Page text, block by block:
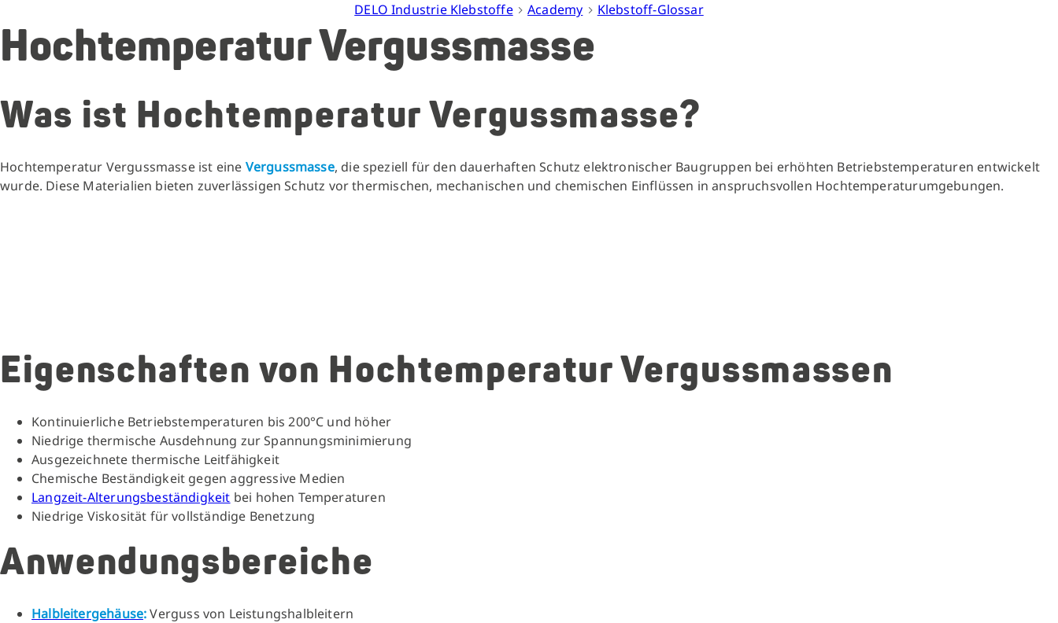
DELO Industrie Klebstoffe Academy Klebstoff-Glossar
Hochtemperatur Vergussmasse
Was ist Hochtemperatur Vergussmasse?
Hochtemperatur Vergussmasse ist eine Vergussmasse, die speziell für den dauerhaften Schutz elektronischer Baugruppen bei erhöhten Betriebstemperaturen entwickelt
wurde. Diese Materialien bieten zuverlässigen Schutz vor thermischen, mechanischen und chemischen Einflüssen in anspruchsvollen Hochtemperaturumgebungen.
Eigenschaften von Hochtemperatur Vergussmassen
Kontinuierliche Betriebstemperaturen bis 200°C und höher
Niedrige thermische Ausdehnung zur Spannungsminimierung
Ausgezeichnete thermische Leitfähigkeit
Chemische Beständigkeit gegen aggressive Medien
Langzeit-Alterungsbeständigkeit bei hohen Temperaturen
Niedrige Viskosität für vollständige Benetzung
Anwendungsbereiche
Halbleitergehäuse:Verguss von Leistungshalbleitern